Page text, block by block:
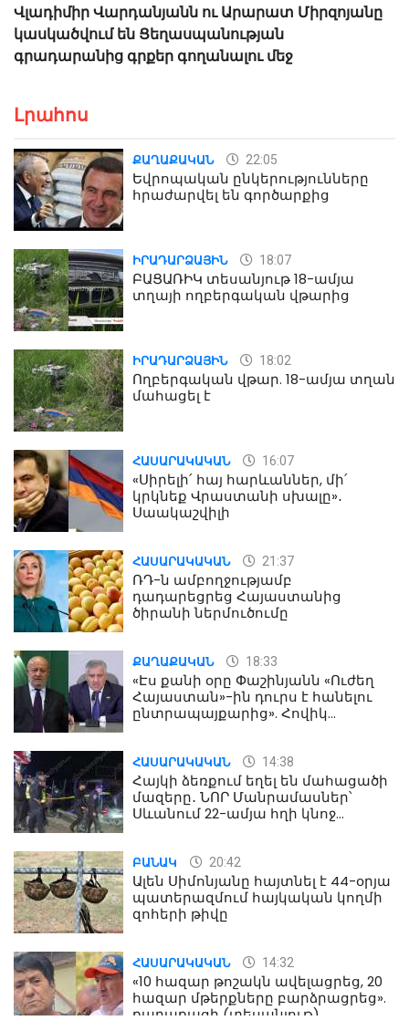
Վլադիմիր Վարդանյանն ու Արարատ Միրզոյանը
կասկածվում են Ցեղասպանության
գրադարանից գրքեր գողանալու մեջ
Լրահոս
ՔԱՂԱՔԱԿԱՆ 22:05
Եվրոպական ընկերությունները
հրաժարվել են գործարքից
ԻՐԱԴԱՐՁԱՅԻՆ 18:07
ԲԱՑԱՌԻԿ տեսանյութ 18-ամյա
տղայի ողբերգական վթարից
ԻՐԱԴԱՐՁԱՅԻՆ 18:02
Ողբերգական վթար. 18-ամյա տղան
մահացել է
ՀԱՍԱՐԱԿԱԿԱՆ 16:07
«Սիրելի՛ հայ հարևաններ, մի՛
կրկնեք Վրաստանի սխալը»․
Սաակաշվիլի
ՀԱՍԱՐԱԿԱԿԱՆ 21:37
ՌԴ-ն ամբողջությամբ
դադարեցրեց Հայաստանից
ծիրանի ներմուծումը
ՔԱՂԱՔԱԿԱՆ 18:33
«Էս քանի օրը Փաշինյանն «Ուժեղ
Հայաստան»-ին դուրս է հանելու
ընտրապայքարից». Հովիկ
ՀԱՍԱՐԱԿԱԿԱՆ 14:38
Հայկի ձեռքում եղել են մահացածի
մազերը․ ՆՈՐ Մանրամասներ՝
Սևանում 22-ամյա հղի կնոջ
ԲԱՆԱԿ 20:42
Ալեն Սիմոնյանը հայտնել է 44-օրյա
պատերազմում հայկական կողմի
զոհերի թիվը
ՀԱՍԱՐԱԿԱԿԱՆ 14:32
«10 հազար թոշակն ավելացրեց, 20
հազար մթերքները բարձրացրեց».
քաղաքացի (տեսանյութ)